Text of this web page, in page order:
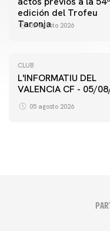
edición del Trofeu
Taronja
06 agosto 2026
CLUB
L'INFORMATIU DEL
VALENCIA CF - 05/
05 agosto 2026